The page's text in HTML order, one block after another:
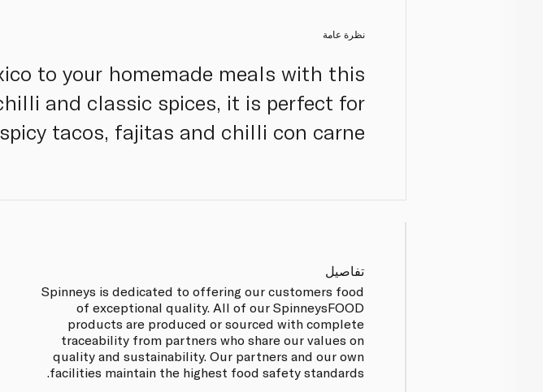
نظرة عامة
to your homemade meals with this
and classic spices, it is perfect for
tacos, fajitas and chilli con carne.
تفاصيل
Spinneys is dedicated to offering our customers food
of exceptional quality. All of our SpinneysFOOD
products are produced or sourced with complete
traceability from partners who share our values on
quality and sustainability. Our partners and our own
facilities maintain the highest food safety standards.